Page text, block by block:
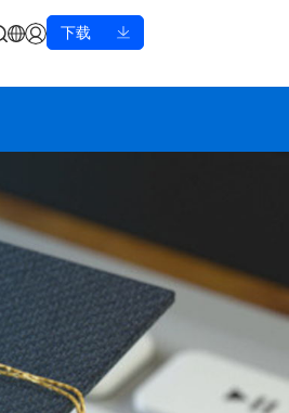
下载